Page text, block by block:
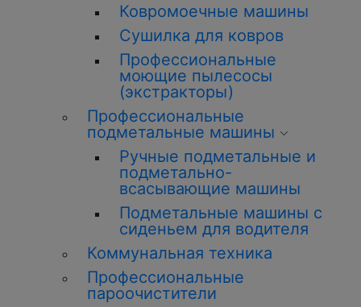
Ковромоечные машины
Сушилка для ковров
Профессиональные
моющие пылесосы
(экстракторы)
Профессиональные
подметальные машины
Ручные подметальные и
подметально-
всасывающие машины
Подметальные машины с
сиденьем для водителя
Коммунальная техника
Профессиональные
пароочистители